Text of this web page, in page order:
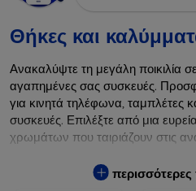
Θήκες και
Ανακαλύψτε τη μεγάλη ποικιλία
αγαπημένες σας συσκευές.
για κινητά τηλέφωνα, ταμπλέτες
συσκευές. Επιλέξτε από μια
χρωμάτων που ταιριάζουν στις
πτώσεις και άλλες φθορές, ενώ